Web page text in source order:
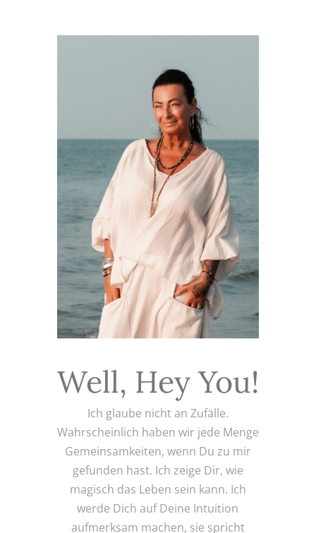
Well, Hey You!
Ich glaube nicht an Zufälle.
Wahrscheinlich haben wir jede Menge
Gemeinsamkeiten, wenn Du zu mir
gefunden hast. Ich zeige Dir, wie
magisch das Leben sein kann. Ich
werde Dich auf Deine Intuition
aufmerksam machen, sie spricht